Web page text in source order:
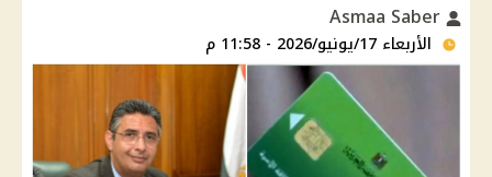
الأربعاء 17/يونيو/2026 - 11:58 م